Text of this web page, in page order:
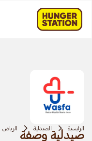
الرئيسية الصيدلية الرياض
صيدلية وصفة